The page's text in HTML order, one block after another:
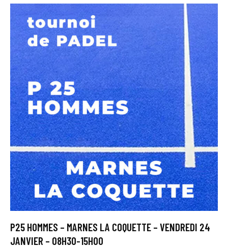
P25 HOMMES – MARNES LA COQUETTE – VENDREDI 24
JANVIER – 08H30-15H00